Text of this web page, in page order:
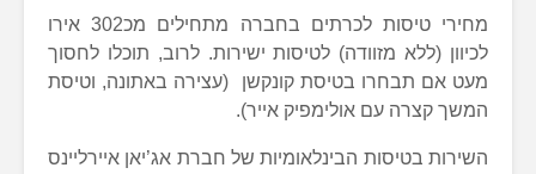
מחירי טיסות לכרתים בחברה מתחילים מכ302 אירו
לכיוון (ללא מזוודה) לטיסות ישירות. לרוב, תוכלו לחסוך
מעט אם תבחרו בטיסת קונקשן (עצירה באתונה, וטיסת
המשך קצרה עם אולימפיק אייר).
השירות בטיסות הבינלאומיות של חברת אג’יאן איירליינס